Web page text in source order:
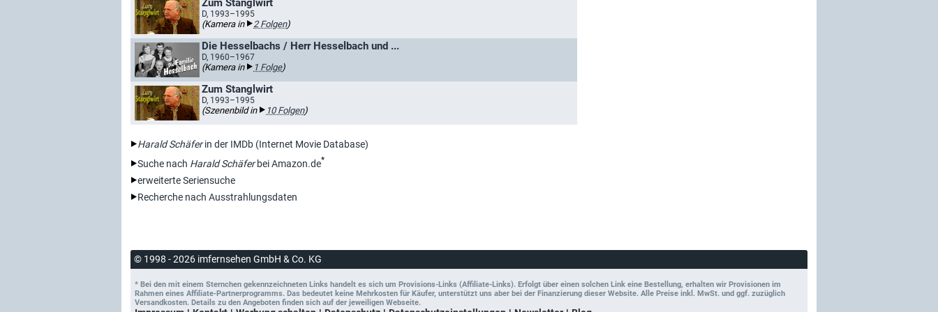
Zum Stanglwirt
D, 1993–1995
(Kamera in 2 Folgen)
Die Hesselbachs / Herr Hesselbach und ...
D, 1960–1967
(Kamera in 1 Folge)
Zum Stanglwirt
D, 1993–1995
(Szenenbild in 10 Folgen)
Harald Schäferin der IMDb (Internet Movie Database)
Suche nach Harald Schäferbei Amazon.de*
erweiterte Seriensuche
Recherche nach Ausstrahlungsdaten
© 1998 - 2026 imfernsehen GmbH & Co. KG
* Bei den mit einem Sternchen gekennzeichneten Links handelt es sich um Provisions-Links (Affiliate-Links). Erfolgt über einen solchen Link eine Bestellung, erhalten wir Provisionen im
Rahmen eines Affiliate-Partnerprogramms. Das bedeutet keine Mehrkosten für Käufer, unterstützt uns aber bei der Finanzierung dieser Website. Alle Preise inkl. MwSt. und ggf. zuzüglich
Versandkosten. Details zu den Angeboten finden sich auf der jeweiligen Webseite.